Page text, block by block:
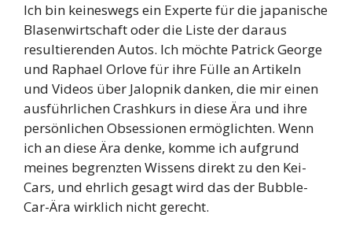
Ich bin keineswegs ein Experte für die japanische
Blasenwirtschaft oder die Liste der daraus
resultierenden Autos. Ich möchte Patrick George
und Raphael Orlove für ihre Fülle an Artikeln
und Videos über Jalopnik danken, die mir einen
ausführlichen Crashkurs in diese Ära und ihre
persönlichen Obsessionen ermöglichten. Wenn
ich an diese Ära denke, komme ich aufgrund
meines begrenzten Wissens direkt zu den Kei-
Cars, und ehrlich gesagt wird das der Bubble-
Car-Ära wirklich nicht gerecht.